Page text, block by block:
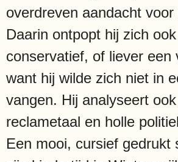
overdreven aandacht voor
Daarin ontpopt hij zich
conservatief, of liever een
want hij wilde zich niet in
vangen. Hij analyseert
reclametaal en holle
Een mooi, cursief gedrukt